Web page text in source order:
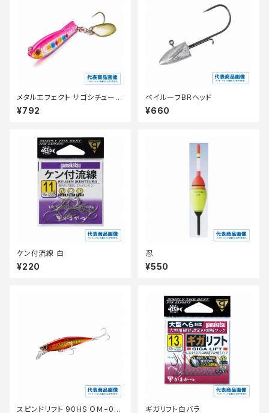
メタルエフェクト サゴシチューン
30g
¥792
ベイルーフBRヘッド
¥660
ケン付流線 白
¥220
忍
¥550
スピンドリフト 90HS OＭ−09 ギガリフト白バラ